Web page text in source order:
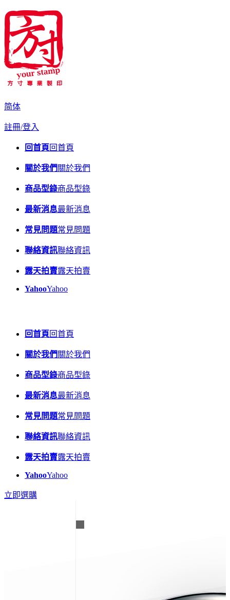
简体
註冊/登入
回首頁回首頁
關於我們 關於我們
商品型錄商品型錄
最新消息最新消息
常見問題常見問題
聯絡資訊聯絡資訊
露天拍賣露天拍賣
YahooYahoo
回首頁回首頁
關於我們 關於我們
商品型錄商品型錄
最新消息最新消息
常見問題常見問題
聯絡資訊聯絡資訊
露天拍賣露天拍賣
YahooYahoo
立即選購